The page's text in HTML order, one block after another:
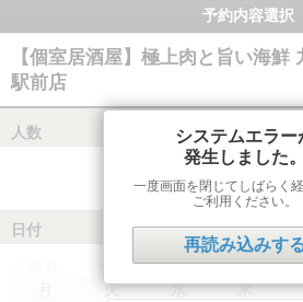
予約内容選択
【個室居酒屋】極上肉と旨い海鮮
駅前店
人数
日付
火 水 木
システムエラー
発生しました。
一度画面を閉じてしばらく
ご利用ください。
再読み込みす